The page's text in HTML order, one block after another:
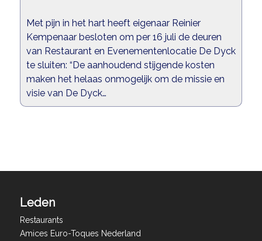
Met pijn in het hart heeft eigenaar Reinier
Kempenaar besloten om per 16 juli de deuren
van Restaurant en Evenementenlocatie De Dyck
te sluiten: “De aanhoudend stijgende kosten
maken het helaas onmogelijk om de missie en
visie van De Dyck…
Leden
Restaurants
Amices Euro-Toques Nederland